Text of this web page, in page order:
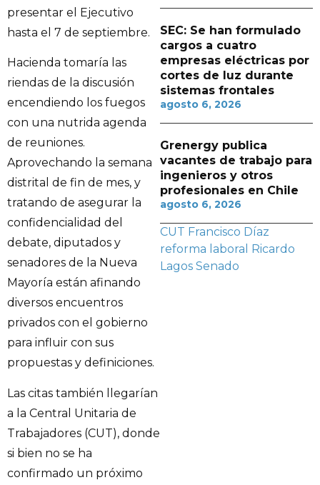
presentar el Ejecutivo
hasta el 7 de septiembre.
Hacienda tomaría las
riendas de la discusión
encendiendo los fuegos
con una nutrida agenda
de reuniones.
Aprovechando la semana
distrital de fin de mes, y
tratando de asegurar la
confidencialidad del
debate, diputados y
senadores de la Nueva
Mayoría están afinando
diversos encuentros
privados con el gobierno
para influir con sus
propuestas y definiciones.
Las citas también llegarían
a la Central Unitaria de
Trabajadores (CUT), donde
si bien no se ha
confirmado un próximo
SEC: Se han formulado
cargos a cuatro
empresas eléctricas por
cortes de luz durante
sistemas frontales
agosto 6, 2026
Grenergy publica
vacantes de trabajo para
ingenieros y otros
profesionales en Chile
agosto 6, 2026
CUT Francisco Díaz
reforma laboral Ricardo
Lagos Senado